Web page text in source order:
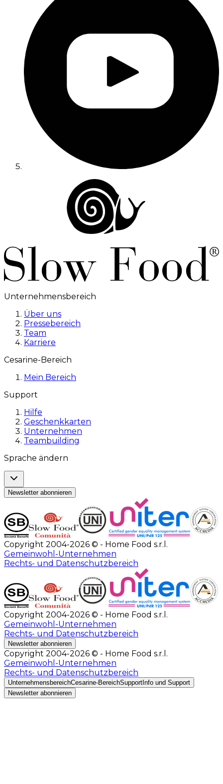
Unternehmensbereich
Über uns
Pressebereich
Team
Karriere
Cesarine-Bereich
Mein Bereich
Support
Hilfe
Geschenkkarten
Unternehmen
Teambuilding
Sprache ändern
Newsletter abonnieren
Copyright 2004-2026 © - Home Food s.r.l.
Gemeinwohl-Unternehmen
Rechts- und Datenschutzbereich
Copyright 2004-2026 © - Home Food s.r.l.
Gemeinwohl-Unternehmen
Rechts- und Datenschutzbereich
Newsletter abonnieren
Copyright 2004-2026 © - Home Food s.r.l.
Gemeinwohl-Unternehmen
Rechts- und Datenschutzbereich
UnternehmensbereichCesarine-BereichSupport Info und Support
Newsletter abonnieren